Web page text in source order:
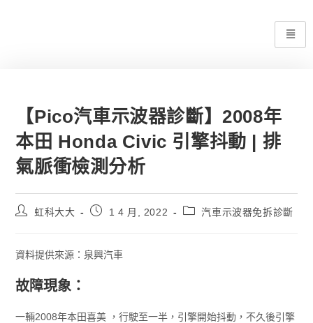
【Pico汽車示波器診斷】2008年
本田 Honda Civic 引擎抖動 | 排
氣脈衝檢測分析
虹科大大 1 4 月, 2022 汽車示波器免拆診斷
資料提供來源：泉興汽車
故障現象：
一輛2008年本田喜美 ，行駛至一半，引擎開始抖動，不久後引擎